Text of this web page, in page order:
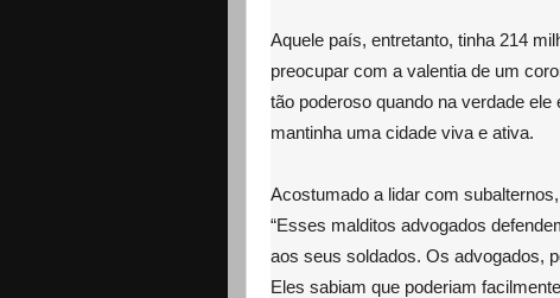
Aquele país, entretanto, tinha 214
preocupar com a valentia de um
tão poderoso quando na verdade
mantinha uma cidade viva e ativa.
Acostumado a lidar com
“Esses malditos advogados
aos seus soldados. Os advogados,
Eles sabiam que poderiam